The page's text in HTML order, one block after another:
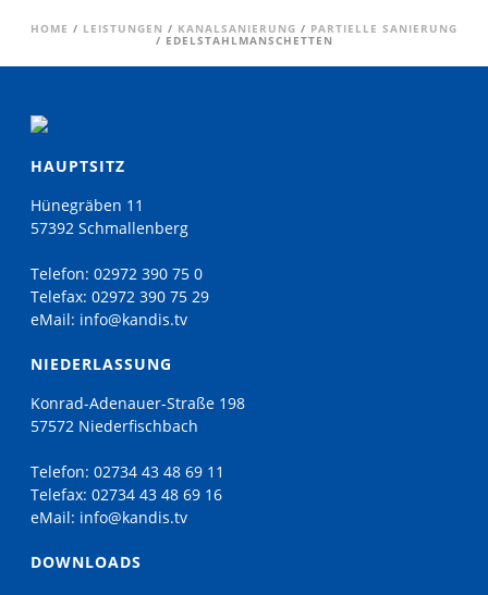
HOME / LEISTUNGEN / KANALSANIERUNG / PARTIELLE SANIERUNG
/ EDELSTAHLMANSCHETTEN
HAUPTSITZ
Hünegräben 11
57392 Schmallenberg
Telefon: 02972 390 75 0
Telefax: 02972 390 75 29
eMail: info@kandis.tv
NIEDERLASSUNG
Konrad-Adenauer-Straße 198
57572 Niederfischbach
Telefon: 02734 43 48 69 11
Telefax: 02734 43 48 69 16
eMail: info@kandis.tv
DOWNLOADS